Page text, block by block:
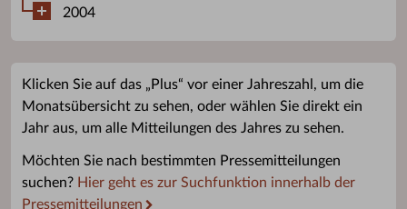
2004
Klicken Sie auf das „Plus“ vor einer Jahreszahl, um die
Monatsübersicht zu sehen, oder wählen Sie direkt ein
Jahr aus, um alle Mitteilungen des Jahres zu sehen.
Möchten Sie nach bestimmten Pressemitteilungen
suchen? Hier geht es zur Suchfunktion innerhalb der
Pressemitteilungen